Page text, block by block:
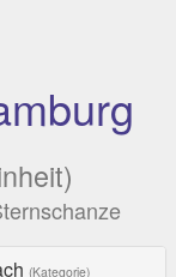
(Kategorie)